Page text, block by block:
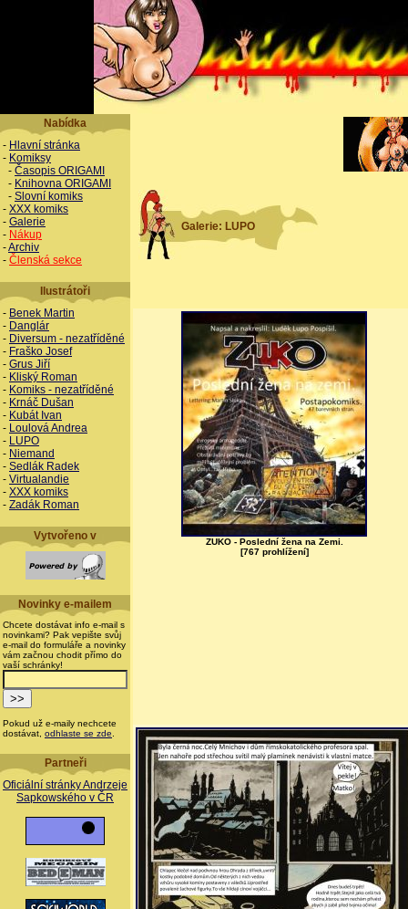
Nabídka
- Hlavní stránka
- Komiksy
- Časopis ORIGAMI
- Knihovna ORIGAMI
- Slovní komiks
- XXX komiks
- Galerie
- Nákup
-Archiv
- Členská sekce
Ilustrátoři
- Benek Martin
- Danglár
- Diversum - nezatříděné
- Fraško Josef
- Grus Jiří
- Kliský Roman
- Komiks - nezatříděné
- Krnáč Dušan
- Kubát Ivan
- Loulová Andrea
- LUPO
- Niemand
- Sedlák Radek
- Virtualandie
- XXX komiks
- Zadák Roman
Vytvořeno v
Novinky e-mailem
Chcete dostávat info e-mail s
novinkami? Pak vepište svůj
e-mail do formuláře a novinky
vám začnou chodit přímo do
vaší schránky!
Pokud už e-maily nechcete
dostávat, odhlaste se zde
Partneři
Oficiální stránky Andrzeje
Sapkowského v ČR
Galerie: LUPO
ZUKO - Poslední žena na Zemi.
[767 prohlížení]